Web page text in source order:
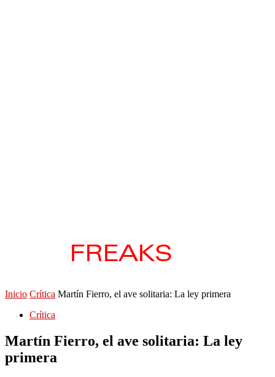
Inicio Crítica Martín Fierro, el ave solitaria: La ley primera
Crítica
Martín Fierro, el ave solitaria: La ley
primera